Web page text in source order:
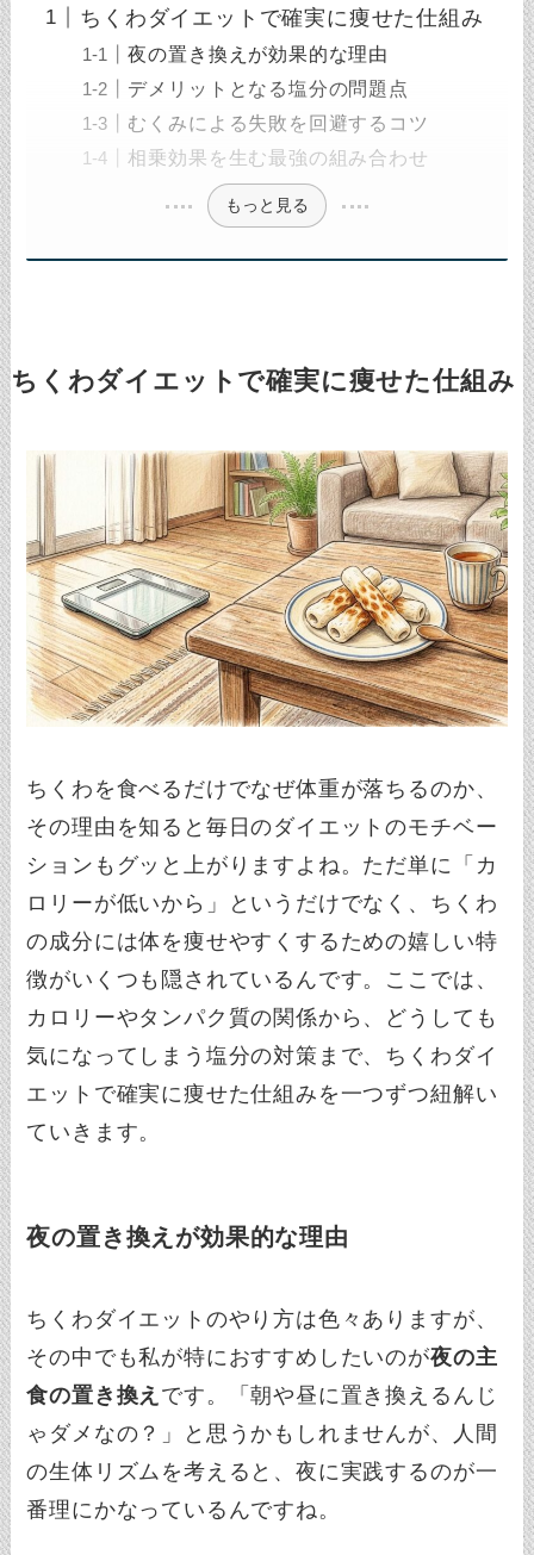
ちくわダイエットで確実に痩せた仕組み
夜の置き換えが効果的な理由
デメリットとなる塩分の問題点
むくみによる失敗を回避するコツ
相乗効果を生む最強の組み合わせ
もっと見る
ちくわダイエットで確実に痩せた仕組み
ちくわを食べるだけでなぜ体重が落ちるのか、
その理由を知ると毎日のダイエットのモチベー
ションもグッと上がりますよね。ただ単に「カ
ロリーが低いから」というだけでなく、ちくわ
の成分には体を痩せやすくするための嬉しい特
徴がいくつも隠されているんです。ここでは、
カロリーやタンパク質の関係から、どうしても
気になってしまう塩分の対策まで、ちくわダイ
エットで確実に痩せた仕組みを一つずつ紐解い
ていきます。
夜の置き換えが効果的な理由
ちくわダイエットのやり方は色々ありますが、
その中でも私が特におすすめしたいのが夜の主
食の置き換え です。「朝や昼に置き換えるんじ
ゃダメなの？」と思うかもしれませんが、人間
の生体リズムを考えると、夜に実践するのが一
番理にかなっているんですね。